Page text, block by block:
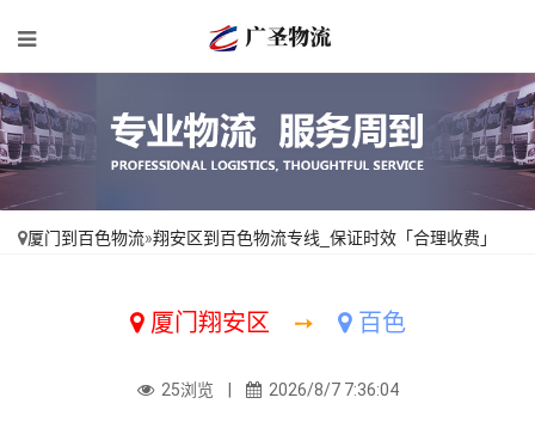
厦门到百色物流»翔安区到百色物流专线_保证时效「合理收费」
厦门翔安区 ➙ 百色
25浏览 | 2026/8/7 7:36:04